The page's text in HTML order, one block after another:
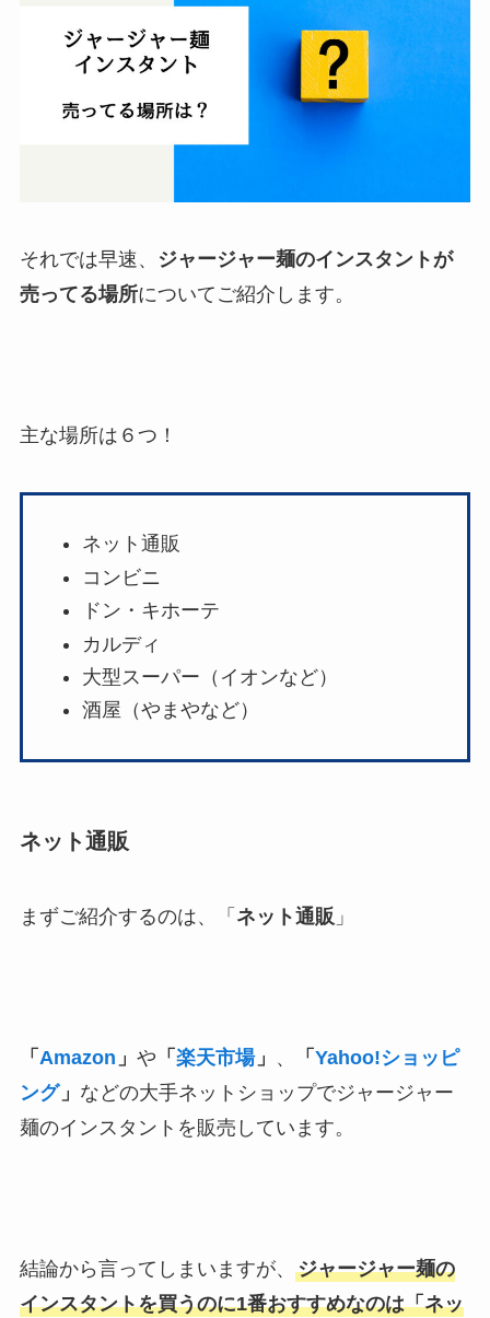
それでは早速、
ジャージャー麺のインスタントが
売ってる場所についてご紹介します。
主な場所は６つ！
ネット通販
コンビニ
ドン・キホーテ
カルディ
大型スーパー（イオンなど）
酒屋（やまやなど）
ネット通販
まずご紹介するのは、「 ネット通販 」
「 Amazon 」 や 「 楽天市場」 、 「 Yahoo!ショッピ
ング」 などの大手ネットショップでジャージャー
麺のインスタントを販売しています。
結論から言ってしまいますが、 ジャージャー麺の
インスタントを買うのに1番おすすめなのは「ネッ